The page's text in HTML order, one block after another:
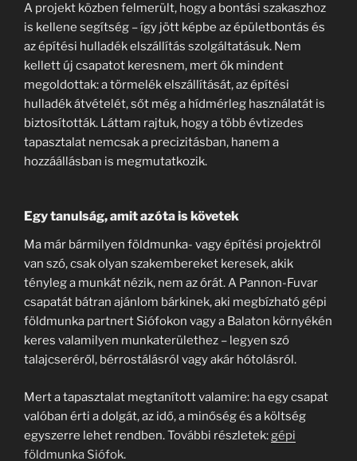
A projekt közben felmerült, hogy a bontási szakaszhoz
is kellene segítség – így jött képbe az épületbontás és
az építési hulladék elszállítás szolgáltatásuk. Nem
kellett új csapatot keresnem, mert ők mindent
megoldottak: a törmelék elszállítását, az építési
hulladék átvételét, sőt még a hídmérleg használatát is
biztosították. Láttam rajtuk, hogy a több évtizedes
tapasztalat nemcsak a precizitásban, hanem a
hozzáállásban is megmutatkozik.
Egy tanulság, amit azóta is követek
Ma már bármilyen földmunka- vagy építési projektről
van szó, csak olyan szakembereket keresek, akik
tényleg a munkát nézik, nem az órát. A Pannon-Fuvar
csapatát bátran ajánlom bárkinek, aki megbízható gépi
földmunka partnert Siófokon vagy a Balaton környékén
keres valamilyen munkaterülethez – legyen szó
talajcseréről, bérrostálásról vagy akár hótolásról.
Mert a tapasztalat megtanított valamire: ha egy csapat
valóban érti a dolgát, az idő, a minőség és a költség
egyszerre lehet rendben. További részletek: gépi
földmunka Siófok.